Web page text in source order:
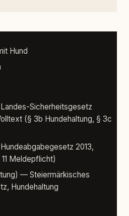
Hund
Sicherheitsgesetz
(§ 3b Hundehaltung, § 3c
2013,
Meldepflicht)
— Steiermärkisches
Hundehaltung